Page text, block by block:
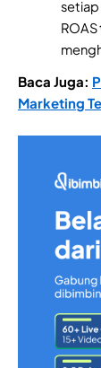
setiap
Baca Juga:
Marketing